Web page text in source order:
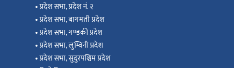
•प्रदेश सभा, प्रदेश नं. २
•प्रदेश सभा, बागमती प्रदेश
•प्रदेश सभा, गण्डकी प्रदेश
•प्रदेश सभा, लुम्विनी प्रदेश
•प्रदेश सभा, सुदुरपश्चिम प्रदेश